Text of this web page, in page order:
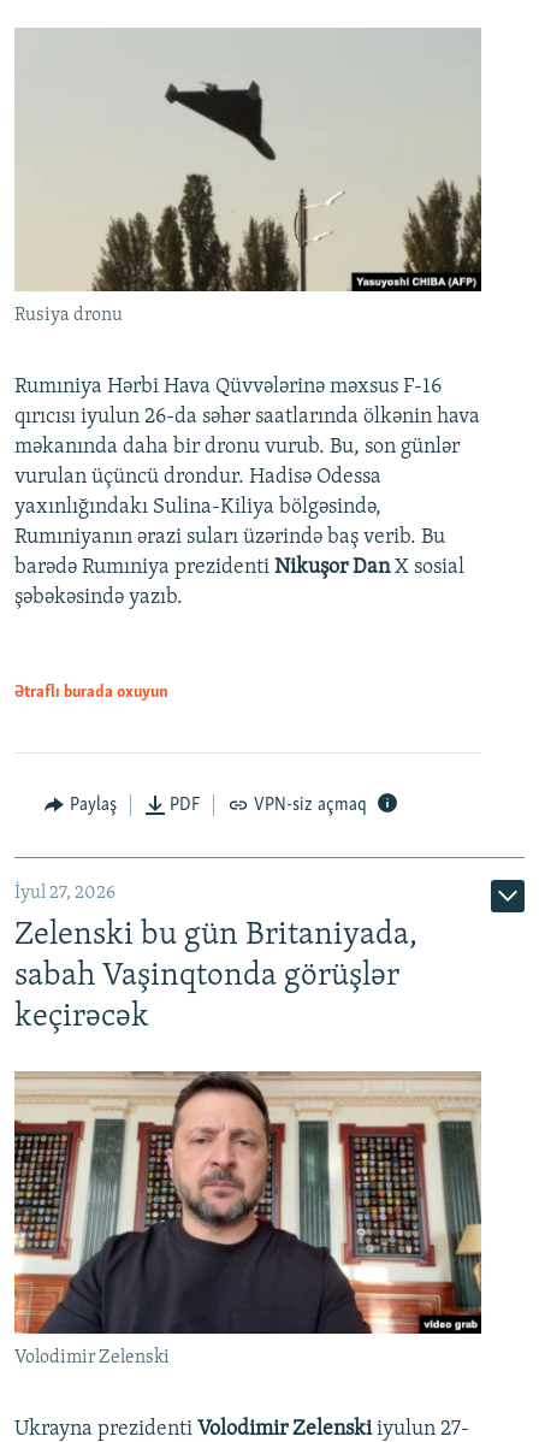
Rusiya dronu
Rumıniya Hərbi Hava Qüvvələrinə məxsus F-16
qırıcısı iyulun 26-da səhər saatlarında ölkənin hava
məkanında daha bir dronu vurub. Bu, son günlər
vurulan üçüncü drondur. Hadisə Odessa
yaxınlığındakı Sulina-Kiliya bölgəsində,
Rumıniyanın ərazi suları üzərində baş verib. Bu
barədə Rumıniya prezidenti Nikuşor DanX sosial
şəbəkəsində yazıb.
Ətraflı burada oxuyun
Paylaş PDF VPN-siz açmaq
İyul 27, 2026
Zelenski bu gün Britaniyada,
sabah Vaşinqtonda görüşlər
keçirəcək
Volodimir Zelenski
Ukrayna prezidenti Volodimir Zelenskiiyulun 27-